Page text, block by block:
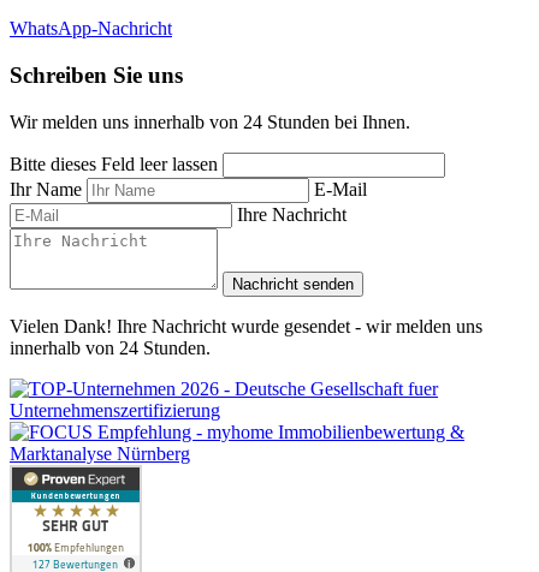
WhatsApp-Nachricht
Schreiben Sie uns
Wir melden uns innerhalb von 24 Stunden bei Ihnen.
Bitte dieses Feld leer lassen
Ihr Name
E-Mail
Ihre Nachricht
Nachricht senden
Vielen Dank! Ihre Nachricht wurde gesendet - wir melden uns
innerhalb von 24 Stunden.